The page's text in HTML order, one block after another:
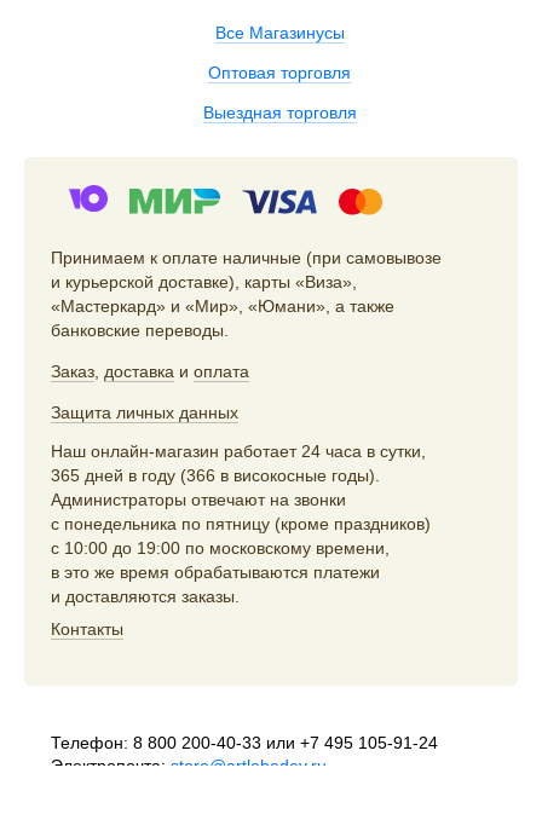
Все Магазинусы
Оптовая торговля
Выездная торговля
Принимаем к оплате наличные (при самовывозе
и курьерской доставке), карты «Виза»,
«Мастеркард» и «Мир», «Юмани», а также
банковские переводы.
Заказ, доставка и оплата
Защита личных данных
Наш онлайн-магазин работает 24 часа в сутки,
365 дней в году (366 в високосные годы).
Администраторы отвечают на звонки
с понедельника по пятницу (кроме праздников)
с 10:00 до 19:00 по московскому времени,
в это же время обрабатываются платежи
и доставляются заказы.
Контакты
Телефон: 8 800 200-40-33 или +7 495 105-91-24
Электропочта: store@artlebedev.ru